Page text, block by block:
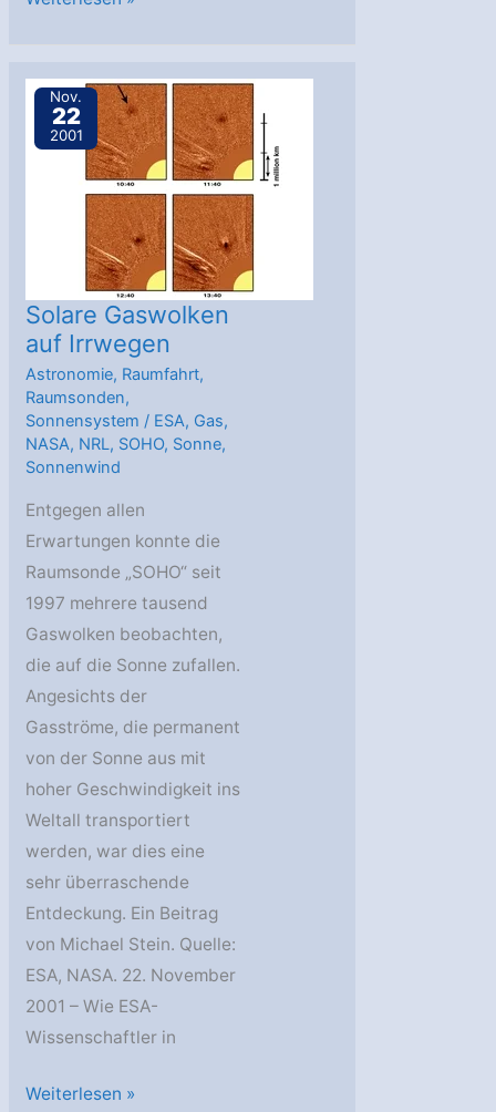
auf
Callisto
Nov.
22
2001
Solare Gaswolken
auf Irrwegen
Astronomie, Raumfahrt,
Raumsonden,
Sonnensystem / ESA, Gas,
NASA, NRL , SOHO, Sonne,
Sonnenwind
Entgegen allen
Erwartungen konnte die
Raumsonde „SOHO“ seit
1997 mehrere tausend
Gaswolken beobachten,
die auf die Sonne zufallen.
Angesichts der
Gasströme, die permanent
von der Sonne aus mit
hoher Geschwindigkeit ins
Weltall transportiert
werden, war dies eine
sehr überraschende
Entdeckung. Ein Beitrag
von Michael Stein. Quelle:
ESA, NASA. 22. November
2001 – Wie ESA-
Wissenschaftler in
Solare
Weiterlesen »